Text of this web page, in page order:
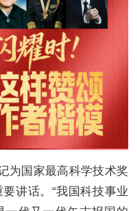
国家最高科学技术奖
讲话。“我国科技事业